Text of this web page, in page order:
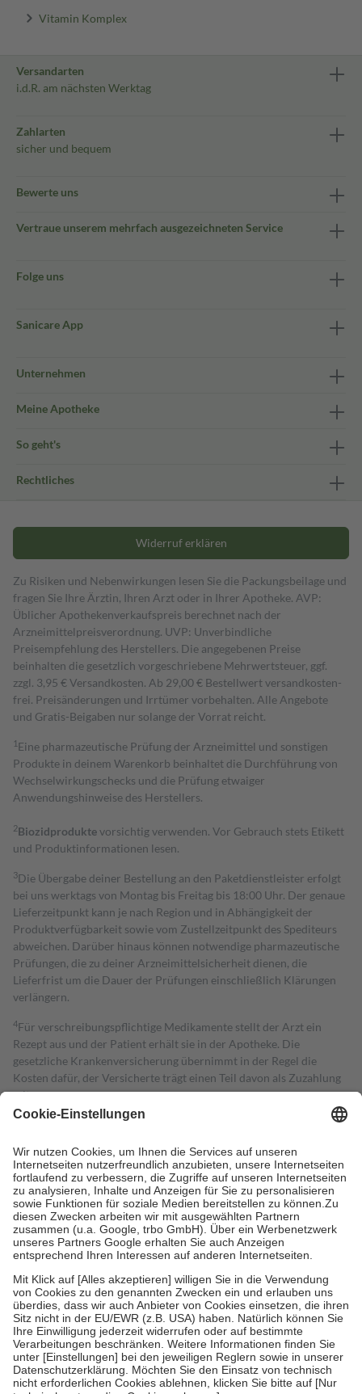
Vitamin Komplex
Versandarten
i.d.R. am nächsten Werktag
Zahlarten
sicher und bequem
Bewerte uns
Vertraue unserem mehrfach ausgezeichneten Service
Folge uns
Sanicare App
Unternehmen
Meine Apotheke
So geht's
Rechtliches
Widerruf erklären
Zu Risiken und Nebenwirkungen lesen Sie die Packungsbeilage und
fragen Sie Ihre Ärztin, Ihren Arzt oder in Ihrer Apotheke. AVP:
Üblicher Apothekenverkaufspreis berechnet nach der
Arzneimittelpreisverordnung. UVP: Unverbindliche
Preisempfehlung des Herstellers. Die angegebenen Preise
beinhalten die gesetzlich vorgeschriebene Mehrwertsteuer, ggf.
zzgl. 3,95 € Versandkosten. Ab 29,00 € Bestell­wert versand­kosten­
frei. Preisänderungen und Irrtümer vorbehalten. Alle Angebote
und Gratis-Beigaben nur solange der Vorrat reicht.
1 Eine pharmazeutische Prüfung der Arzneimittel und sonstigen
Produkte in deinem Warenkorb beinhaltet die Durchführung von
Wechselwirkungschecks und die Prüfung etwaiger
Anwendungshinweise des Herstellers.
2Biozidproduktevorsichtig verwenden. Vor Gebrauch stets Etikett
und Produktinformationen lesen.
3Die Übergabe deiner Bestellung an den Paketdienstleister erfolgt
bei uns werktags von Montag bis Freitag bis 18:00 Uhr. Der genaue
Lieferzeitpunkt kann je nach Region und in Abhängigkeit der
Produktverfügbarkeit sowie vom Zustellzeitpunkt des Spediteurs
abweichen. Darüber hinaus können notwendige pharmazeutische
Prüfungen, die zu deiner Arzneimittelsicherheit dienen, die
Lieferfrist um die Dauer der Prüfungen einschließlich Klärungen
verlängern.
4Für verschreibungspflichtige Medikamente stellt der Arzt ein
Rezept aus und der Patient erhält sie in der Apotheke. Die
gesetzliche Krankenversicherung übernimmt in der Regel die
Kosten dafür, der Versicherte trägt einen Teil davon als Zuzahlung
mit.
Grundsätzlich leisten Mitglieder Zuzahlungen in Höhe von zehn
höchstens zehn Euro.
Es sind jedoch nie mehr als die tatsächlichen
Kosten der Leistung zu entrichten.
Diese Regeln gelten grundsätzlich auch für Online-Apotheken.
Bei Heilmitteln und häuslicher Krankenpflege beträgt die
Zuzahlung zehn Prozent der Kosten sowie zehn Euro je
Verordnung.
Um das Engagement der Versicherten für ihre eigene Gesundheit zu
stärken und die besondere Stellung der Familie zu unterstützen,
fallenkeine Zuzahlungenan bei:
• Kindern und Jugendlichen bis zum vollendeten 18. Lebensjahr
mit Ausnahme der Fahrkosten
• Untersuchungen zur Vorsorge und Früherkennung, die von der
GKV getragen werden
• empfohlenen Schutzimpfungen
• Harn- und Blutteststreifen